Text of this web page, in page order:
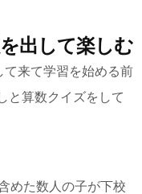
出して楽しむ
来て学習を始める前
と算数クイズをして
めた数人の子が下校